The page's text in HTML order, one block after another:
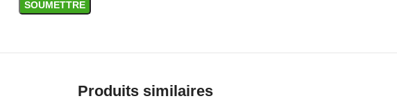
Produits similaires